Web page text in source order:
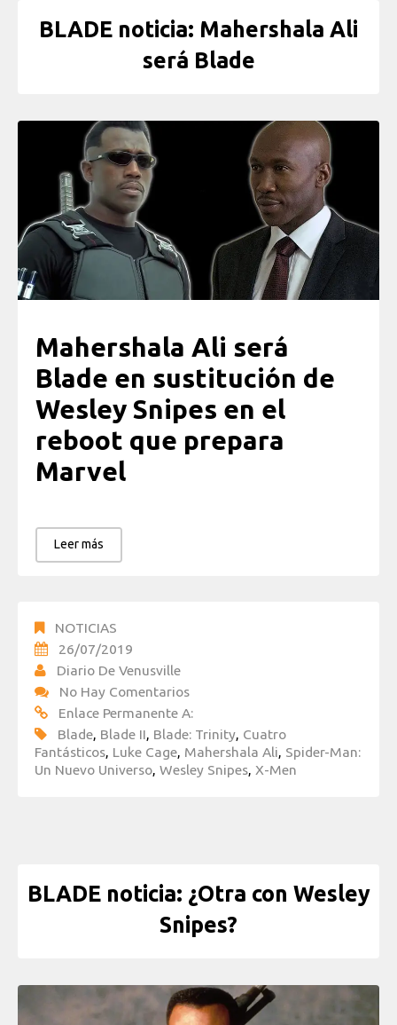
BLADE noticia: Mahershala Ali
será Blade
Mahershala Ali será
Blade en sustitución de
Wesley Snipes en el
reboot que prepara
Marvel
Leer más
NOTICIAS
26/07/2019
Diario De Venusville
No Hay Comentarios
Enlace Permanente A:
Blade, Blade II, Blade: Trinity, Cuatro
Fantásticos, Luke Cage, Mahershala Ali, Spider-Man:
Un Nuevo Universo, Wesley Snipes, X-Men
BLADE noticia: ¿Otra con Wesley
Snipes?